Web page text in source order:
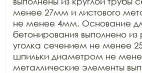
менее 27мм и листового
не менее 4мм. Основание
бетонирования выполнено из
уголка сечением не менее
шпильки диаметром не
металлические элементы